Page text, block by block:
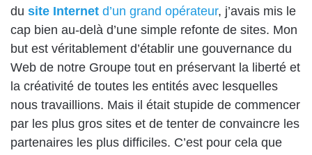
du site Internet d’un grand opérateur, j’avais mis le
cap bien au-delà d’une simple refonte de sites. Mon
but est véritablement d’établir une gouvernance du
Web de notre Groupe tout en préservant la liberté et
la créativité de toutes les entités avec lesquelles
nous travaillions. Mais il était stupide de commencer
par les plus gros sites et de tenter de convaincre les
partenaires les plus difficiles. C’est pour cela que